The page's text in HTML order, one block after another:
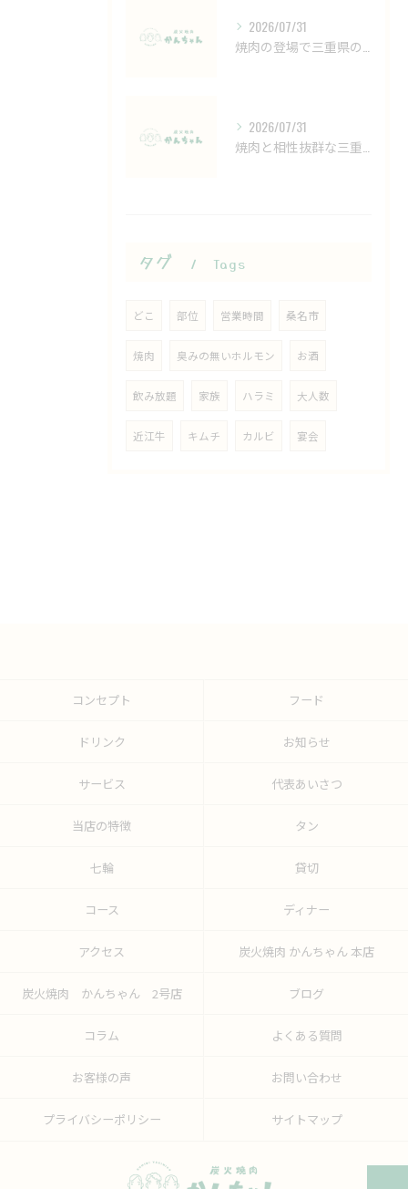
2026/07/31
2026/07/31
タグ Tags
どこ 部位 営業時間 桑名市
焼肉 臭みの無いホルモン お酒
飲み放題 家族 ハラミ 大人数
近江牛 キムチ カルビ 宴会
コンセプト フード
ドリンク お知らせ
サービス 代表あいさつ
当店の特徴 タン
七輪 貸切
コース ディナー
アクセス 炭火焼肉 かんちゃん 本店
炭火焼肉 かんちゃん 2号店 ブログ
コラム よくある質問
お客様の声 お問い合わせ
プライバシーポリシー サイトマップ